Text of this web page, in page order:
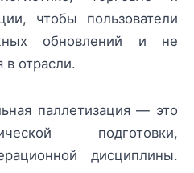
чтобы пользователи
обновлений и не
в отрасли.
паллетизация — это
подготовки,
дисциплины.